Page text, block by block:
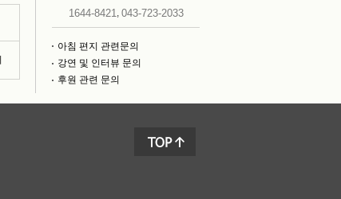
1644-8421, 043-723-2033
아침 편지 관련문의
강연 및 인터뷰 문의
후원 관련 문의